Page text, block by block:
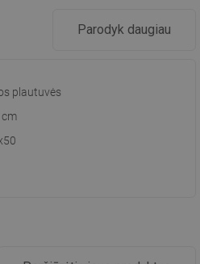
Parodyk daugiau
plautuvės